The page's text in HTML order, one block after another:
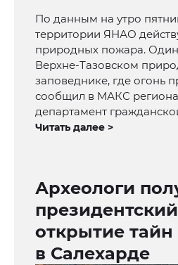
По данным на утро
территории ЯНАО
природных пожара.
Верхне-Тазовском
заповеднике, где огонь
сообщил в МАКС
департамент
Читать далее >
Археологи
открытие
в Салехарде